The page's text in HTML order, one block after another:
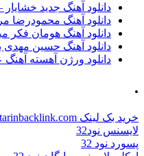
دانلود آهنگ جدید
دانلود آهنگ محمودرضا
دانلود آهنگ هومان فکر
دانلود آهنگ حسین مهدی
دانلود ورژن آهسته آهنگ
.
خرید بک لینک behtarinbacklink.com
لایسنس نود32
پسورد نود 32